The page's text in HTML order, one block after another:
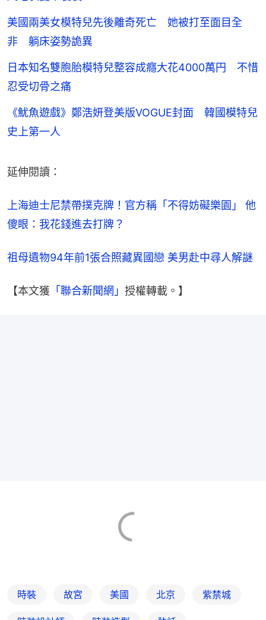
美國兩美女模特兒先後離奇死亡 她被打至面目全
非 躺床姿勢詭異
日本知名雙胞胎模特兒整容成癮大花4000萬円 不惜
忍受切骨之痛
《魷魚遊戲》鄭浩妍登美版VOGUE封面 韓國模特兒
史上第一人
延伸閱讀：
上海迪士尼禁帶撲克牌！官方稱「不得妨礙樂園」 他
傻眼：我花錢進去打牌？
祖母遺物94年前1張合照藏異國戀 美男赴中尋人解謎
【本文獲 「聯合新聞網」 授權轉載。】
時裝 故宮 美國 北京 紫禁城